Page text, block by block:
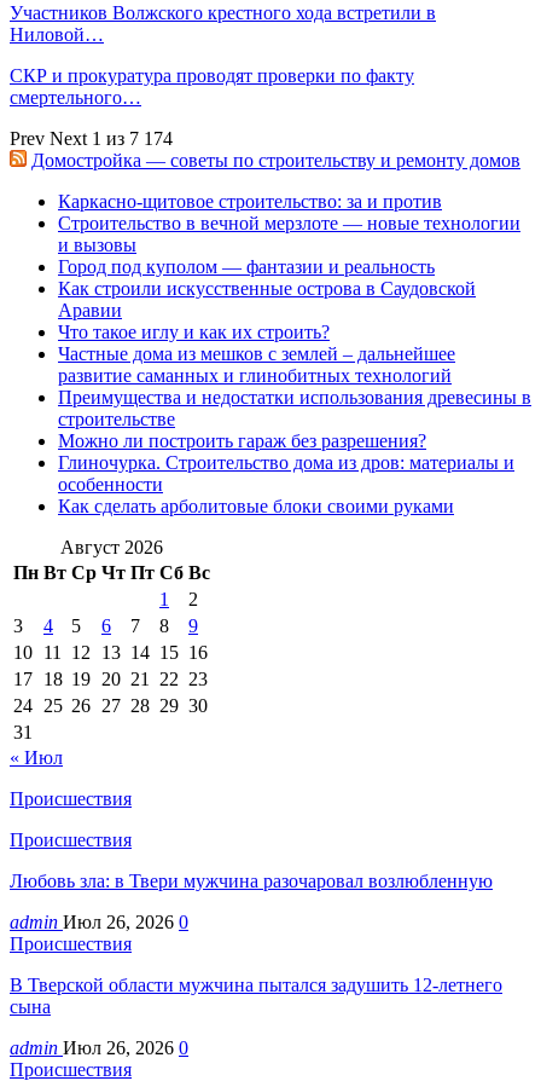
Участников Волжского крестного хода встретили в
Ниловой…
СКР и прокуратура проводят проверки по факту
смертельного…
Prev Next 1 из 7 174
Домостройка — советы по строительству и ремонту домов
Каркасно-щитовое строительство: за и против
Строительство в вечной мерзлоте — новые технологии
и вызовы
Город под куполом — фантазии и реальность
Как строили искусственные острова в Саудовской
Аравии
Что такое иглу и как их строить?
Частные дома из мешков с землей – дальнейшее
развитие саманных и глинобитных технологий
Преимущества и недостатки использования древесины в
строительстве
Можно ли построить гараж без разрешения?
Глиночурка. Строительство дома из дров: материалы и
особенности
Как сделать арболитовые блоки своими руками
Август 2026
Пн Вт Ср Чт Пт Сб Вс
1
2
3
4 5 6 7 8
9
10 11 12 13 14 15 16
17 18 19 20 21 22 23
24 25 26 27 28 29 30
31
« Июл
Происшествия
Происшествия
Любовь зла: в Твери мужчина разочаровал возлюбленную
admin Июл 26, 2026 0
Происшествия
В Тверской области мужчина пытался задушить 12-летнего
сына
admin Июл 26, 2026 0
Происшествия